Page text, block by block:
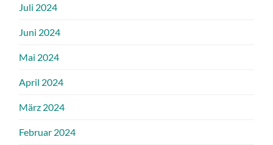
Juli 2024
Juni 2024
Mai 2024
April 2024
März 2024
Februar 2024